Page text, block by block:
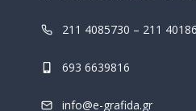
211 4085730 – 211
693 6639816
info@e-grafida.gr